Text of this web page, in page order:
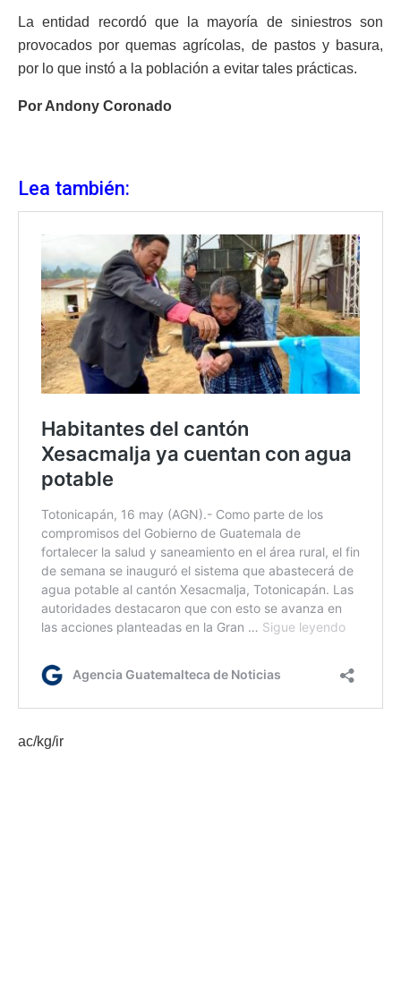
La entidad recordó que la mayoría de siniestros son
provocados por quemas agrícolas, de pastos y basura,
por lo que instó a la población a evitar tales prácticas.
Por Andony Coronado
Lea también:
ac/kg/ir